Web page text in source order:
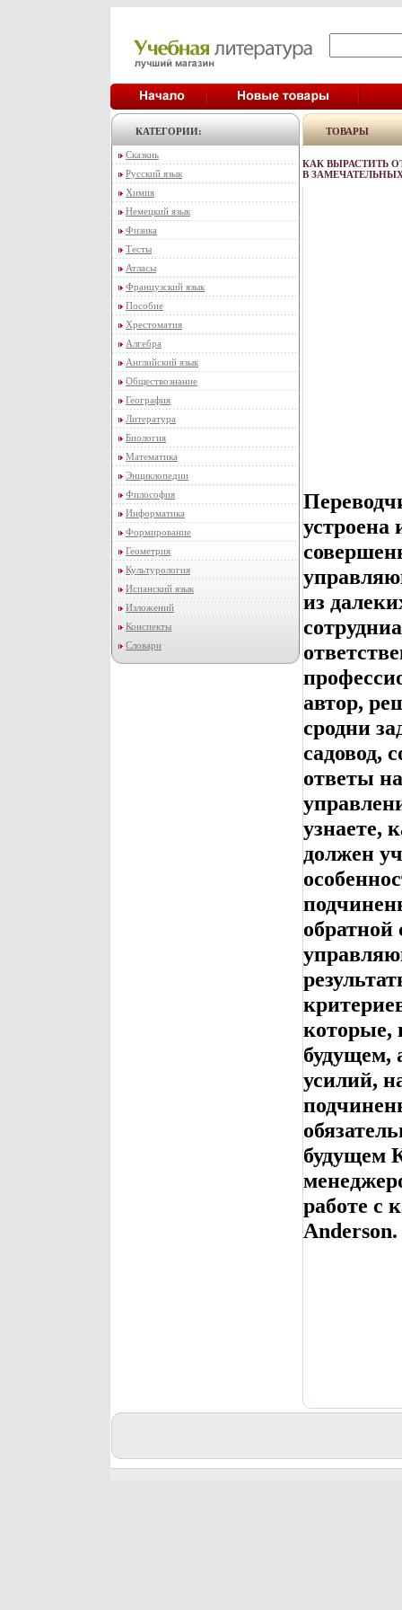
КАТЕГОРИИ:
Сказкиь
Русский язык
Химия
Немецкий язык
Физика
Тесты
Атласы
Французский язык
Пособие
Хрестоматия
Алгебра
Английский язык
Обществознание
География
Литература
Биология
Математика
Энциклопедии
Философия
Информатика
Формирование
Геометрия
Культурология
Испанский язык
Изложений
Конспекты
Словари
ТОВАРЫ
КАК ВЫРАСТИТЬ
В
устроена
из
автор,
сродни
садовод,
ответы
узнаете,
должен
обратной
которые,
будущем,
усилий,
будущем
работе с
Anderson.